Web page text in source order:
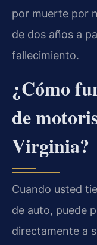
por muerte por
de dos años a
fallecimiento.
¿Cómo
de
Virginia?
Cuando usted
de auto, puede
directamente a